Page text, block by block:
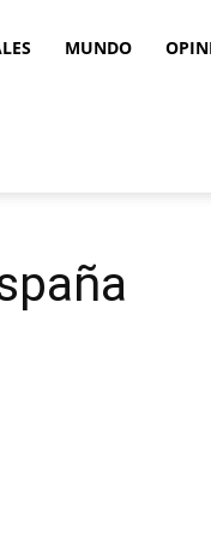
MUNDO